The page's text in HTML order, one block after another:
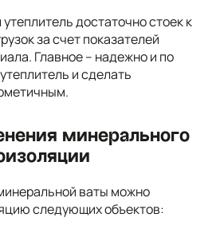
достаточно стоек к
за счет показателей
Главное – надежно и по
и сделать
минерального
ваты можно
следующих объектов: